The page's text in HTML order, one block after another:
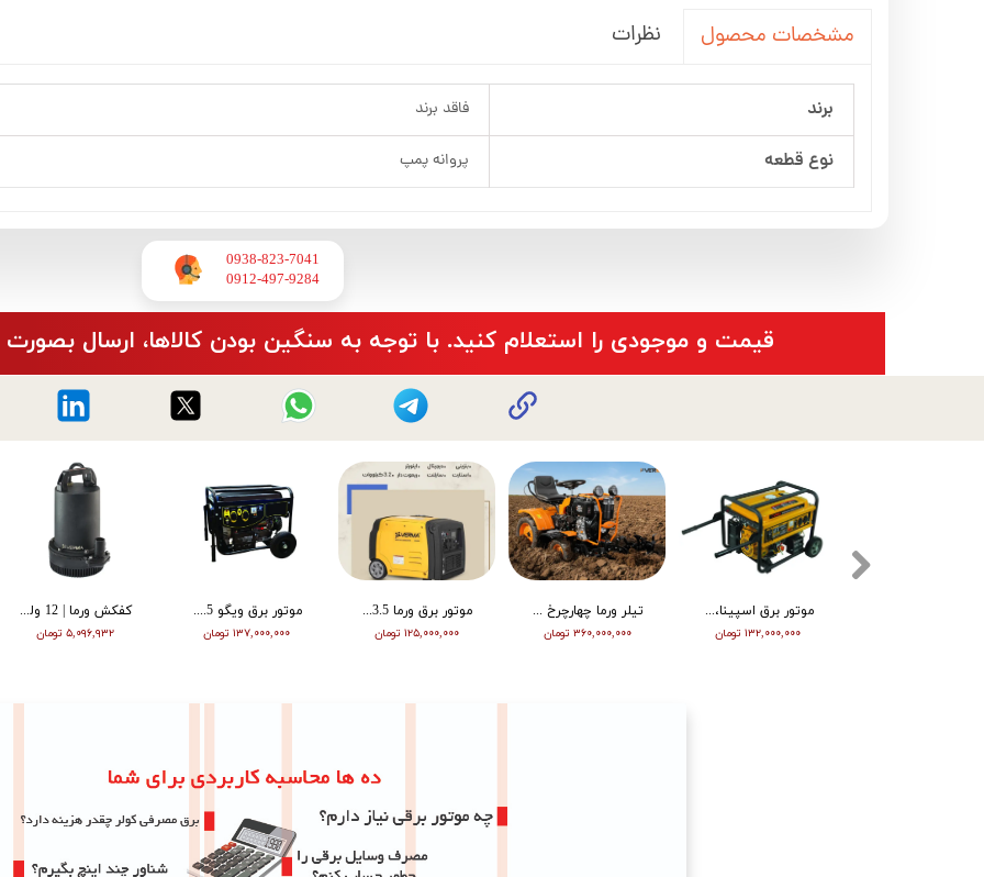
مشخصات محصول نظرات
برند فاقد برند
نوع قطعه پروانه پمپ
0938-823-7041
​​​​​​​0912-497-9284
​قیمت و موجودی را استعلام کنید. با توجه به سنگین بودن کالاها، ارسال
کفکش ورما | 12 ولت | 20 متری | 1 اینچ | مشکی | VMDC-12V 1
۵,۰۹۶,۹۳۲ تومان
موتور برق ویگو 8.5 کیلووات بنزینی سه فاز WG11500T
۱۳۷,۰۰۰,۰۰۰ تومان
موتور برق ورما 3.5 کیلووات سایلنت اینورتر ریموت دار VM6500i
۱۲۵,۰۰۰,۰۰۰ تومان
تیلر ورما چهارچرخ (مینی تراکتور) ، دیزل ، چرخ بزرگ ، دوچراغ، استارت vm001
۳۶۰,۰۰۰,۰۰۰ تومان
موتور برق اسپینا، تکفاز 8 کیلو وات، ATS دار مدل SP18000E
۱۳۲,۰۰۰,۰۰۰ تومان